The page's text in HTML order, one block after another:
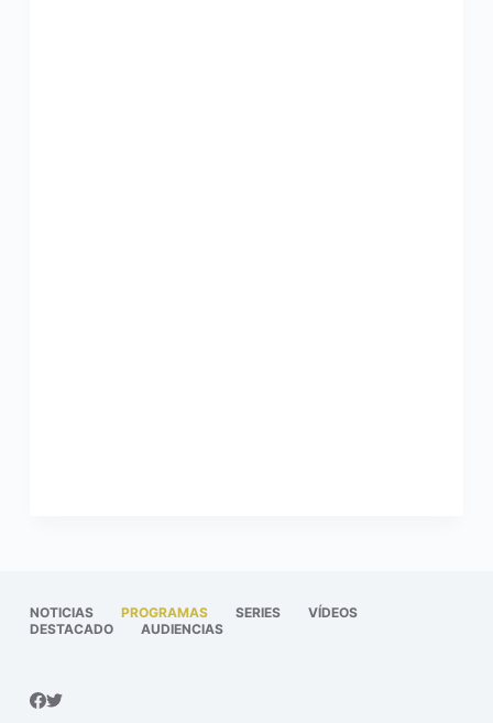
NOTICIAS PROGRAMAS SERIES
VÍDEOS
DESTACADO
AUDIENCIAS